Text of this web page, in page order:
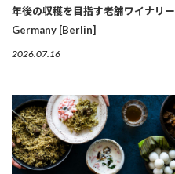
年後の収穫を目指す老舗ワイナリー
Germany [Berlin]
2026.07.16